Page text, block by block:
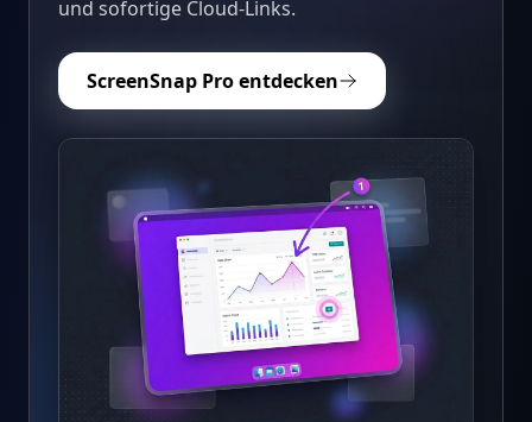
und sofortige Cloud-Links.
ScreenSnap Pro entdecken